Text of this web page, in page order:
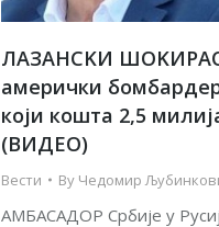
ЛАЗАНСKИ
амерички
који кошта 2,5
(ВИДЕО)
Вести By Чедомир
АМБАСАДОР Србије у